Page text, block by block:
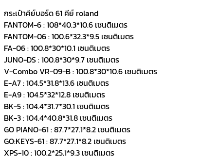
กระเป๋าคีย์บอร์ด61 คีย์ roland
FANTOM-6 : 108*40.3*10.6 เซนติเมตร
FANTOM-06 : 100.6*32.3*9.5 เซนติเมตร
FA-06 : 100.8*30*10.1 เซนติเมตร
JUNO-DS : 100.8*30*9.7 เซนติเมตร
V-Combo VR-09-B : 100.8*30*10.6 เซนติเมตร
E-A7 : 104.5*31.8*13.6 เซนติเมตร
E-A9 : 104.5*32*12.8 เซนติเมตร
BK-5 : 104.4*31.7*30.1 เซนติเมตร
BK-3 : 104.4*40.8*31.8 เซนติเมตร
GO PIANO-61 : 87.7*27.1*8.2 เซนติเมตร
GO:KEYS-61 : 87.7*27.1*8.2 เซนติเมตร
XPS-10 : 100.2*25.1*9.3 เซนติเมตร